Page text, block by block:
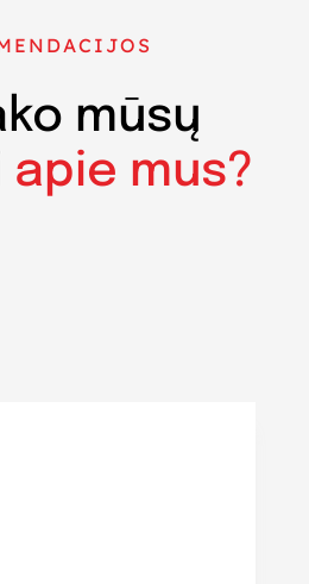
mūsų
apie mus?